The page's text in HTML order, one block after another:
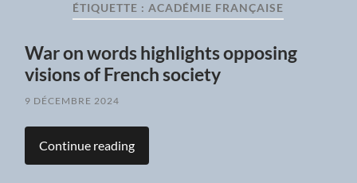
ÉTIQUETTE :ACADÉMIE FRANÇAISE
War on words highlights opposing
visions of French society
9 DÉCEMBRE 2024
Continue reading